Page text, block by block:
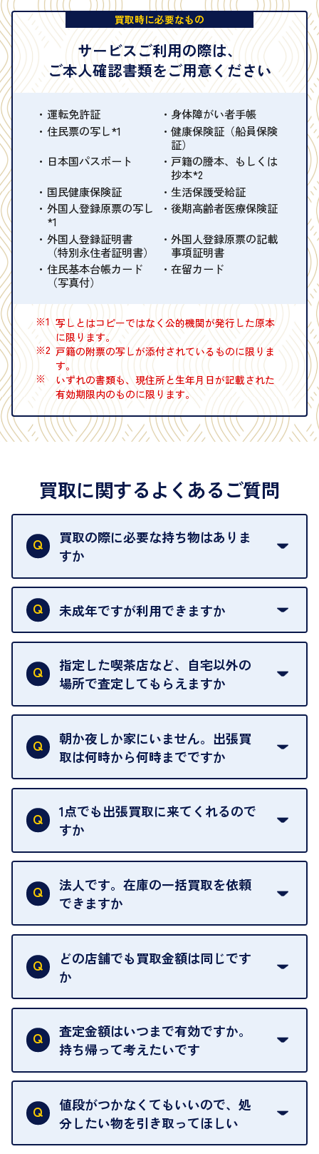
買取時に必要なもの
サービスご利用の際は、
ご本人確認書類をご用意ください
運転免許証
身体障がい者手帳
住民票の写し*1
健康保険証（船員保険
証）
日本国パスポート
戸籍の謄本、もしくは
抄本*2
国民健康保険証
生活保護受給証
外国人登録原票の写し
*1
後期高齢者医療保険証
外国人登録証明書
（特別永住者証明書）
外国人登録原票の記載
事項証明書
住民基本台帳カード
（写真付）
在留カード
※1 写しとはコピーではなく公的機関が発行した原本
に限ります。
※2 戸籍の附票の写しが添付されているものに限りま
す。
※
いずれの書類も、現住所と生年月日が記載された
有効期限内のものに限ります。
買取に関するよくあるご質問
買取の際に必要な持ち物はありま
すか
本人確認書類をご用意ください。ご利用になれる書
類はこちらをご確認ください。
未成年ですが利用できますか
18歳未満の方は、保護者の同意があってもご利用い
ただけません。
指定した喫茶店など、自宅以外の
場所で査定してもらえますか
ご自宅以外での査定はお引き受けできません。ご指
定のお店や、ほかのお客様への迷惑となることが考
えられるためです。
朝か夜しか家にいません。出張買
取は何時から何時までですか
ご訪問可能時間は、10時から19時です。
ただし、お品物の種類や量によっては対応させてい
ただくことがあります。
1点でも出張買取に来てくれるので
すか
はい。1点でもお伺いします。
法人です。在庫の一括買取を依頼
できますか
はい。喜んで承ります。出張買取をご利用くださ
い。
ご指定の場所にお伺いします。
どの店舗でも買取金額は同じです
か
はい。全店舗一律です。
ただし、中古市場は日々変動するため、査定した日
によって査定額が変わることはございます。
査定金額はいつまで有効ですか。
持ち帰って考えたいです
査定額は当日限り有効です。
中古市場が日々変動するため、翌日には査定額が変
わることがございます。
値段がつかなくてもいいので、処
分したい物を引き取ってほしい